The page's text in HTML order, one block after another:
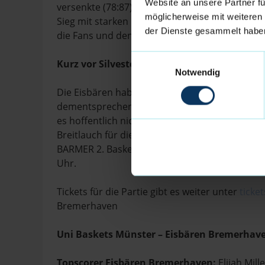
Website an unsere Partner
möglicherweise mit
der Dienste gesammelt
Notwendig
versenkte (78:87). Schlussendlich ließen die
Sieg mit starken Nerven nach Hause (89:94).
die Fans und den gesamten Verein.
Kurz vor Silvester Heimspiel und
Die Eisbären haben nun das Wochenende
dementsprechend gut auf ihren nächsten
es hoffentlich nicht nur einen weiteren
Breitlauch für die Eisbären Bremerhaven –
BARMER 2. Basketball Bundesliga ist der Tip-
Uhr.
Tickets für die Partie gibt es weiter unter
Bremerhaven
Uni Baskets Münster – Eisbären